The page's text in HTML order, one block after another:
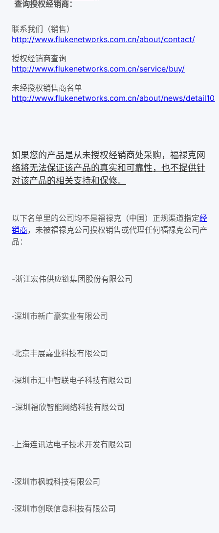
查询授权经销商：
联系我们（销售）
http://www.flukenetworks.com.cn/about/contact/
授权经销商查询
http://www.flukenetworks.com.cn/service/buy/
未经授权销售商名单
http://www.flukenetworks.com.cn/about/news/
如果您的产品是从未授权经销商处采购，福禄克网
络将无法保证该产品的真实和可靠性，也不提供针
对该产品的相关支持和保修。
以下名单里的公司均不是福禄克（中国）正规渠道指定经
销商，未被福禄克公司授权销售或代理任何福禄克公司产
品：
-浙江宏伟供应链集团股份有限公司
-深圳市新广豪实业有限公司
-北京丰展嘉业科技有限公司
-深圳市汇中智联电子科技有限公司
-深圳福欣智能网络科技有限公司
-上海连讯达电子技术开发有限公司
-深圳市枫城科技有限公司
-深圳市创联信息科技有限公司